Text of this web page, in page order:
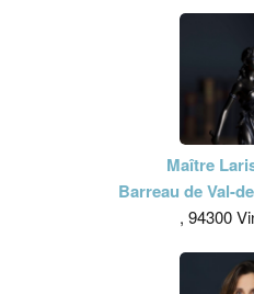
Maître
Barreau de Val-
, 94300